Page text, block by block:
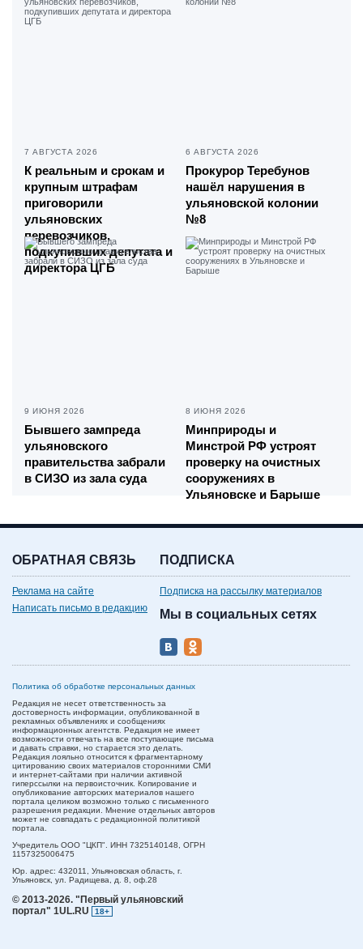
7 АВГУСТА 2026
К реальным и срокам и
крупным штрафам
приговорили
ульяновских
перевозчиков,
подкупивших депутата и
директора ЦГБ
6 АВГУСТА 2026
Прокурор Теребунов
нашёл нарушения в
ульяновской колонии
№8
9 ИЮНЯ 2026
Бывшего зампреда
ульяновского
правительства забрали
в СИЗО из зала суда
8 ИЮНЯ 2026
Минприроды и
Минстрой РФ устроят
проверку на очистных
сооружениях в
Ульяновске и Барыше
ОБРАТНАЯ СВЯЗЬ
Реклама на сайте
Написать письмо в редакцию
ПОДПИСКА
Подписка на рассылку материалов
Мы в социальных сетях
Политика об обработке персональных данных
Редакция не несет ответственность за
достоверность информации, опубликованной в
рекламных объявлениях и сообщениях
информационных агентств. Редакция не имеет
возможности отвечать на все поступающие письма
и давать справки, но старается это делать.
Редакция лояльно относится к фрагментарному
цитированию своих материалов сторонними СМИ
и интернет-сайтами при наличии активной
гиперссылки на первоисточник. Копирование и
опубликование авторских материалов нашего
портала целиком возможно только с письменного
разрешения редакции. Мнение отдельных авторов
может не совпадать с редакционной политикой
портала.
Учредитель ООО "ЦКП". ИНН 7325140148, ОГРН
1157325006475
Юр. адрес: 432011, Ульяновская область, г.
Ульяновск, ул. Радищева, д. 8, оф.28
© 2013-2026. "Первый ульяновский
портал" 1UL.RU
18+